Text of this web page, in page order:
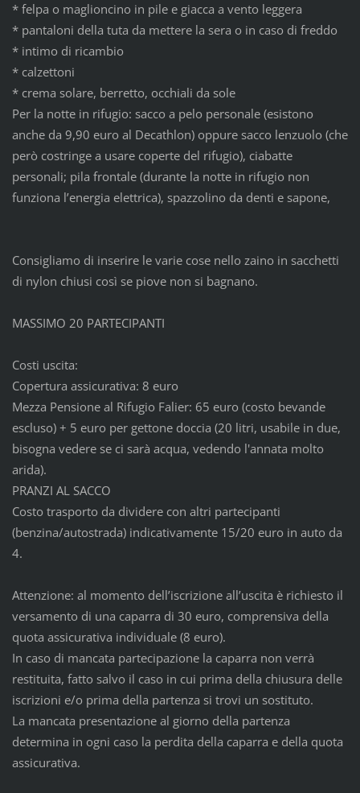
* felpa o maglioncino in pile e giacca a vento leggera
* pantaloni della tuta da mettere la sera o in caso di freddo
* intimo di ricambio
* calzettoni
* crema solare, berretto, occhiali da sole
Per la notte in rifugio: sacco a pelo personale (esistono
anche da 9,90 euro al Decathlon) oppure sacco lenzuolo (che
però costringe a usare coperte del rifugio), ciabatte
personali; pila frontale (durante la notte in rifugio non
funziona l’energia elettrica), spazzolino da denti e sapone,
Consigliamo di inserire le varie cose nello zaino in sacchetti
di nylon chiusi così se piove non si bagnano.
MASSIMO 20 PARTECIPANTI
Costi uscita:
Copertura assicurativa: 8 euro
Mezza Pensione al Rifugio Falier: 65 euro (costo bevande
escluso) + 5 euro per gettone doccia (20 litri, usabile in due,
bisogna vedere se ci sarà acqua, vedendo l'annata molto
arida).
PRANZI AL SACCO
Costo trasporto da dividere con altri partecipanti
(benzina/autostrada) indicativamente 15/20 euro in auto da
4.
Attenzione: al momento dell’iscrizione all’uscita è richiesto il
versamento di una caparra di 30 euro, comprensiva della
quota assicurativa individuale (8 euro).
In caso di mancata partecipazione la caparra non verrà
restituita, fatto salvo il caso in cui prima della chiusura delle
iscrizioni e/o prima della partenza si trovi un sostituto.
La mancata presentazione al giorno della partenza
determina in ogni caso la perdita della caparra e della quota
assicurativa.